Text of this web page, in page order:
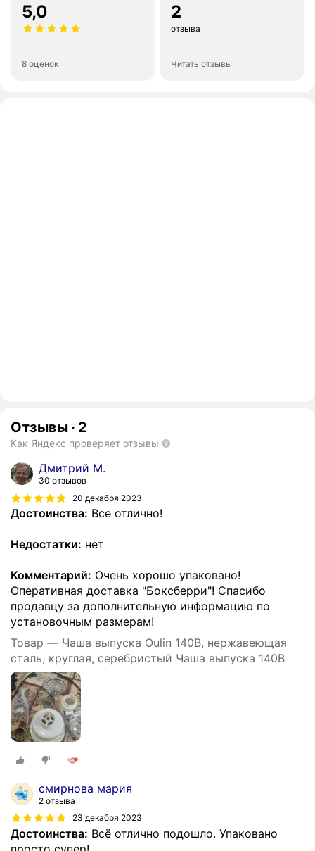
5,0
8 оценок
2
отзыва
Читать отзывы
Отзывы · 2
Как Яндекс проверяет отзывы
Дмитрий М.
30 отзывов
20 декабря 2023
Достоинства: Все отлично!
Недостатки: нет
Комментарий: Очень хорошо упаковано!
Оперативная доставка "Боксберри"! Спасибо
продавцу за дополнительную информацию по
установочным размерам!
Товар — Чаша выпуска Oulin 140В, нержавеющая
сталь, круглая, серебристый Чаша выпуска 140В
смирнова мария
2 отзыва
23 декабря 2023
Достоинства: Всё отлично подошло. Упаковано